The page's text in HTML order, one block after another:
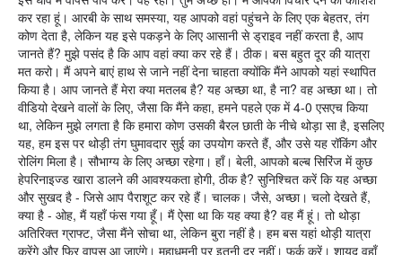
कर रहा हूं। आरबी के साथ समस्या, यह आपको वहां पहुंचने के लिए एक बेहतर, तंग
कोण देता है, लेकिन यह इसे पकड़ने के लिए आसानी से ड्राइव नहीं करता है, आप
जानते हैं? मुझे पसंद है कि आप वहां क्या कर रहे हैं। ठीक। बस बहुत दूर की यात्रा
मत करो। मैं अपने बाएं हाथ से जाने नहीं देना चाहता क्योंकि मैंने आपको यहां स्थापित
किया है। आप जानते हैं मेरा क्या मतलब है? यह अच्छा था, है ना? वह अच्छा था। तो
वीडियो देखने वालों के लिए, जैसा कि मैंने कहा, हमने पहले एक में 4-0 एसएच किया
था, लेकिन मुझे लगता है कि हमारा कोण उसकी बैरल छाती के नीचे थोड़ा सा है, इसलिए
यह, हम इस पर थोड़ी तंग घुमावदार सुई का उपयोग करते हैं, और उसे यह रॉकिंग और
रोलिंग मिला है। सौभाग्य के लिए अच्छा रहेगा। हाँ। बेली, आपको बल्ब सिरिंज में कुछ
हेपरिनाइज्ड खारा डालने की आवश्यकता होगी, ठीक है? सुनिश्चित करें कि यह अच्छा
और सुखद है - जिसे आप पैराशूट कर रहे हैं। चालक। जैसे, अच्छा। चलो देखते हैं,
क्या है - ओह, मैं यहाँ फंस गया हूँ। मैं ऐसा था कि यह क्या है? वह मैं हूं। तो थोड़ा
अतिरिक्त ग्राफ्ट, जैसा मैंने सोचा था, लेकिन बुरा नहीं है। हम बस यहां थोड़ी यात्रा
करेंगे और फिर वापस आ जाएंगे। महाधमनी पर इतनी दूर नहीं। फर्क करें। शायद वहाँ